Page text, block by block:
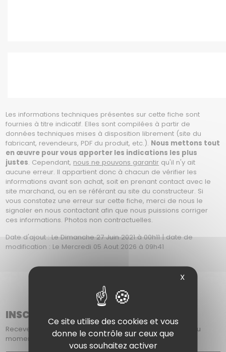
Les informations techniques présentes sur cette fiche sont
fournies à titre indicatif. Elles sont compilées à partir de
données techniques mises à disposition librement (site du
fabricant, revendeurs, PDF du produit, etc.). Nous mettons tout
en œuvre pour vous apporter les indications les plus
justes. Cependant, nous ne pouvons garantir qu'il n'y ait
aucune erreur. Il appartient donc à chacun de vérifier les
informations avant son achat, soit en prenant contact avec le
site marchand, ou en se référant au site du constructeur. Si
vous constatez une erreur sur cette fiche, merci de nous le
signaler en nous contactant afin que nous puissions corriger
ces informations. Photos non contractuelles.
Date d'ajout : Le Dimanche 27 Juin 2021 à 00h11 | date de
modification : Le Mercredi 05 Aout 2026 à 09h41
INSCRIPTION À NOTRE NEWSLETTER
Recevez chaque mois dans votre boîte mail : les offres du
moment, les nouveautés et nos actualités.
X
Ce site utilise des cookies et vous
donne le contrôle sur ceux que
vous souhaitez activer